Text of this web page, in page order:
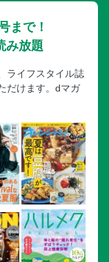
まで！
み放題
ライフスタイル誌
だけます。dマガ